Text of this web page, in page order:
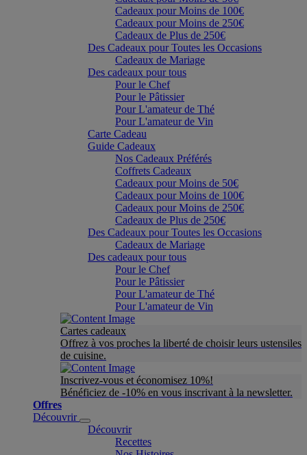
Cadeaux pour Moins de 100€
Cadeaux pour Moins de 250€
Cadeaux de Plus de 250€
Des Cadeaux pour Toutes les Occasions
Cadeaux de Mariage
Des cadeaux pour tous
Pour le Chef
Pour le Pâtissier
Pour L'amateur de Thé
Pour L'amateur de Vin
Carte Cadeau
Guide Cadeaux
Nos Cadeaux Préférés
Coffrets Cadeaux
Cadeaux pour Moins de 50€
Cadeaux pour Moins de 100€
Cadeaux pour Moins de 250€
Cadeaux de Plus de 250€
Des Cadeaux pour Toutes les Occasions
Cadeaux de Mariage
Des cadeaux pour tous
Pour le Chef
Pour le Pâtissier
Pour L'amateur de Thé
Pour L'amateur de Vin
Cartes cadeaux
Offrez à vos proches la liberté de choisir leurs ustensiles
de cuisine.
Inscrivez-vous et économisez 10%!
Bénéficiez de -10% en vous inscrivant à la newsletter.
Offres
Découvrir
Découvrir
Recettes